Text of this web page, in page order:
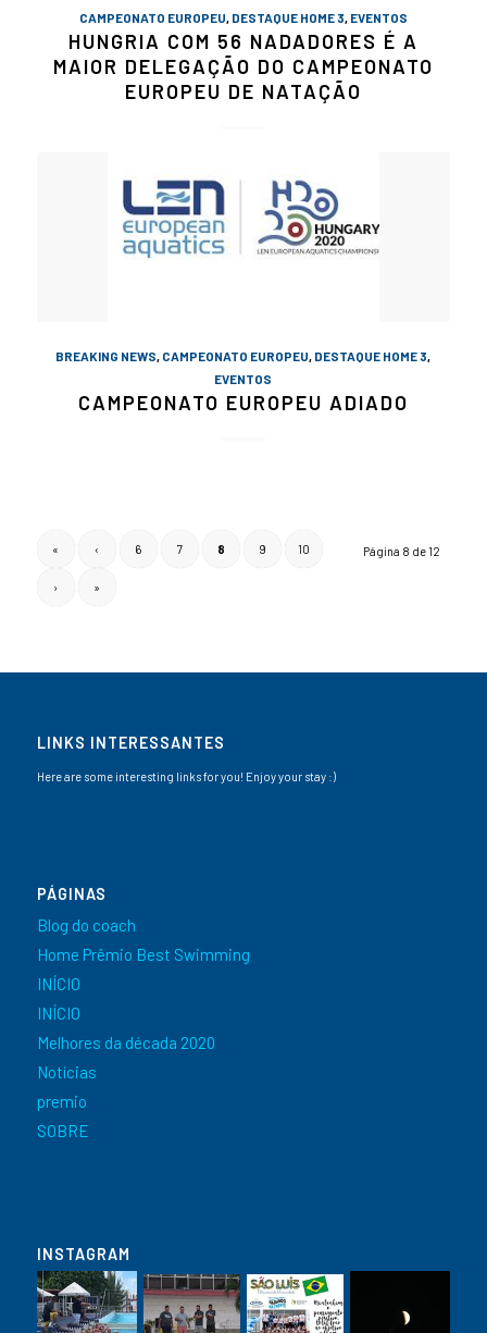
CAMPEONATO EUROPEU DESTAQUE HOME 3 EVENTOS
HUNGRIA COM 56 NADADORES É A
MAIOR DELEGAÇÃO DO CAMPEONATO
EUROPEU DE NATAÇÃO
BREAKING NEWS CAMPEONATO EUROPEU DESTAQUE HOME 3
EVENTOS
CAMPEONATO EUROPEU ADIADO
Página 8 de 12
« ‹ 6 7 8 9 10
› »
LINKS INTERESSANTES
Here are some interesting links for you! Enjoy your stay :)
PÁGINAS
Blog do coach
Home Prêmio Best Swimming
INÍCIO
INÍCIO
Melhores da década 2020
Notícias
premio
SOBRE
INSTAGRAM